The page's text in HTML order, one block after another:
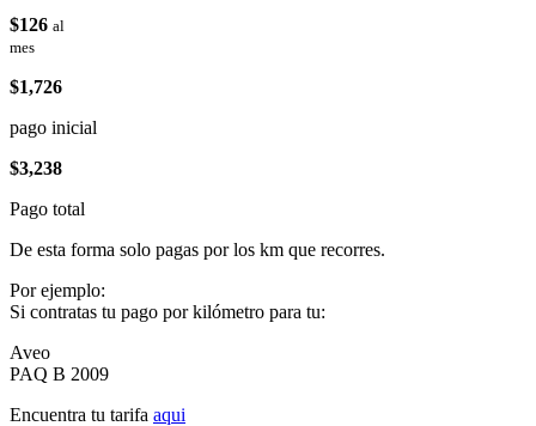
$126 al
mes
$1,726
pago inicial
$3,238
Pago total
De esta forma solo pagas por los km que recorres.
Por ejemplo:
Si contratas tu pago por kilómetro para tu:
Aveo
PAQ B 2009
Encuentra tu tarifa aqui